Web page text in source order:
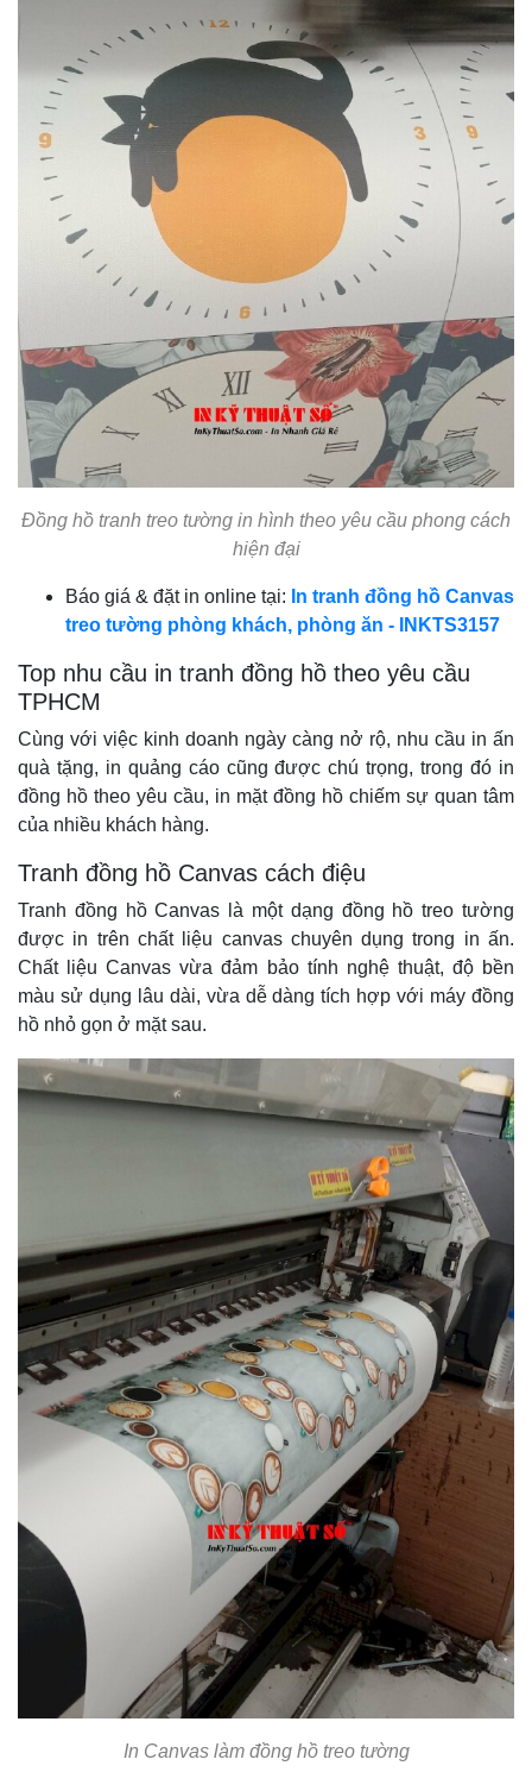
Đồng hồ tranh treo tường in hình theo yêu cầu phong cách
hiện đại
Báo giá & đặt in online tại: In tranh đồng hồ Canvas
treo tường phòng khách, phòng ăn - INKTS3157
Top nhu cầu in tranh đồng hồ theo yêu cầu
TPHCM
Cùng với việc kinh doanh ngày càng nở rộ, nhu cầu in ấn
quà tặng, in quảng cáo cũng được chú trọng, trong đó in
đồng hồ theo yêu cầu, in mặt đồng hồ chiếm sự quan tâm
của nhiều khách hàng.
Tranh đồng hồ Canvas cách điệu
Tranh đồng hồ Canvas là một dạng đồng hồ treo tường
được in trên chất liệu canvas chuyên dụng trong in ấn.
Chất liệu Canvas vừa đảm bảo tính nghệ thuật, độ bền
màu sử dụng lâu dài, vừa dễ dàng tích hợp với máy đồng
hồ nhỏ gọn ở mặt sau.
In Canvas làm đồng hồ treo tường